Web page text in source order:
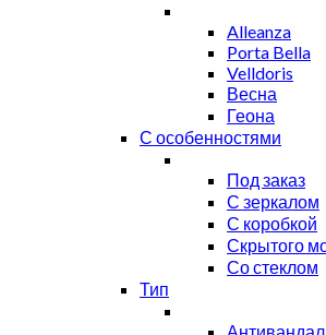
Alleanza
Porta Bella
Velldoris
Весна
Геона
С особенностями
Под заказ
С зеркалом
С коробкой
Скрытого
Со стеклом
Тип